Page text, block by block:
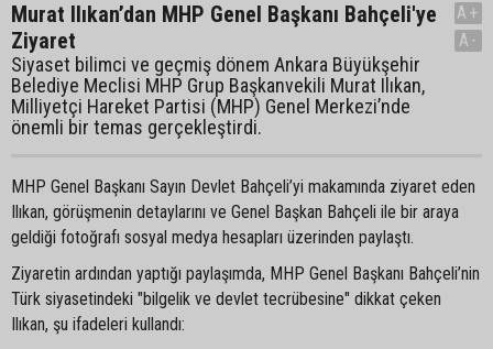
Murat Ilıkan’dan MHP Genel Başkanı Bahçeli'ye
Ziyaret
Siyaset bilimci ve geçmiş dönem Ankara Büyükşehir
Belediye Meclisi MHP Grup Başkanvekili Murat Ilıkan,
Milliyetçi Hareket Partisi (MHP) Genel Merkezi’nde
önemli bir temas gerçekleştirdi.
A+
A-
MHP Genel Başkanı Sayın Devlet Bahçeli’yi makamında ziyaret eden
Ilıkan, görüşmenin detaylarını ve Genel Başkan Bahçeli ile bir araya
geldiği fotoğrafı sosyal medya hesapları üzerinden paylaştı.
Ziyaretin ardından yaptığı paylaşımda, MHP Genel Başkanı Bahçeli’nin
Türk siyasetindeki "bilgelik ve devlet tecrübesine" dikkat çeken
Ilıkan, şu ifadeleri kullandı: